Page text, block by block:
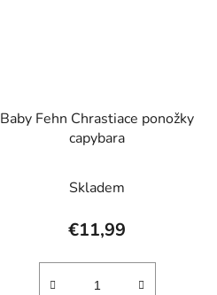
Baby Fehn Chrastiace ponožky
capybara
Skladem
€11,99